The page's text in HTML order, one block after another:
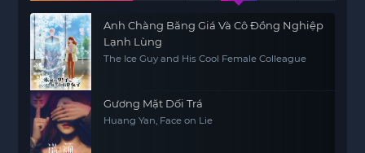
Anh Chàng Băng Giá Và Cô Đồng Nghiệp
Lạnh Lùng
The Ice Guy and His Cool Female Colleague
Gương Mặt Dối Trá
Huang Yan, Face on Lie